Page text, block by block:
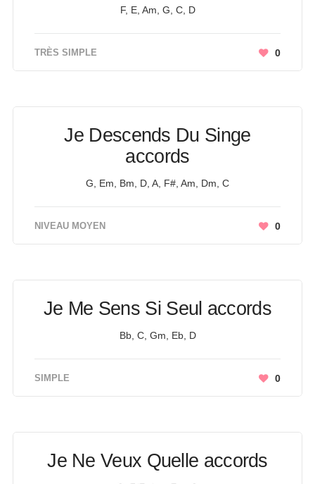
F, E, Am, G, C, D
TRÈS SIMPLE 0
Je Descends Du Singe
accords
G, Em, Bm, D, A, F#, Am, Dm, C
NIVEAU MOYEN 0
Je Me Sens Si Seul accords
Bb, C, Gm, Eb, D
SIMPLE 0
Je Ne Veux Quelle accords